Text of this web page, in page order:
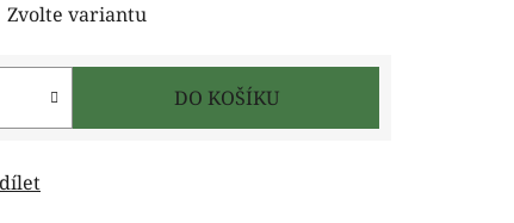
Zvolte variantu
DO KOŠÍKU